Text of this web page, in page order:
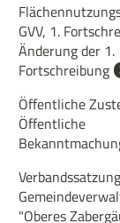
GVV, 1.
Änderung der 1.
Fortschreibung
Öffentliche
Öffentliche
"Oberes